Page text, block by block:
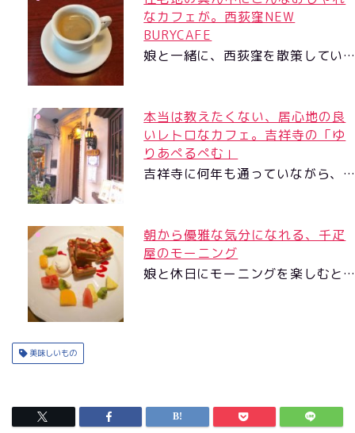
なカフェが。西荻窪NEW
BURYCAFE
娘と一緒に、西荻窪を散策してい
本当は教えたくない、居心地の良
いレトロなカフェ。吉祥寺の「ゆ
りあぺるぺむ」
吉祥寺に何年も通っていながら、
朝から優雅な気分になれる、千疋
屋のモーニング
娘と休日にモーニングを楽しむと
美味しいもの